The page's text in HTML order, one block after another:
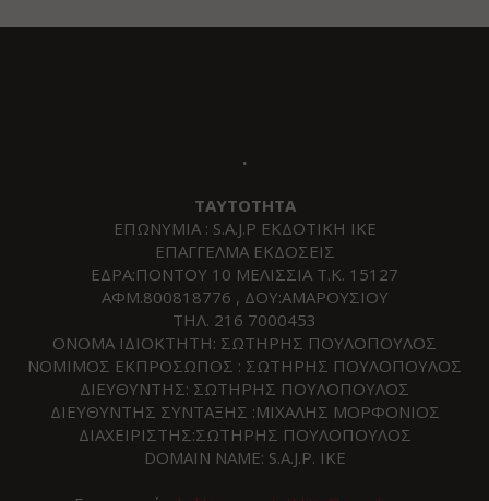
.
ΤΑΥΤΟΤΗΤΑ
ΕΠΩΝΥΜΙΑ : S.A.J.P ΕΚΔΟΤΙΚΗ ΙΚΕ
ΕΠΑΓΓΕΛΜΑ ΕΚΔΟΣΕΙΣ
ΕΔΡΑ:ΠΟΝΤΟΥ 10 ΜΕΛΙΣΣΙΑ Τ.Κ. 15127
ΑΦΜ.800818776 , ΔΟΥ:ΑΜΑΡΟΥΣΙΟΥ
ΤΗΛ. 216 7000453
ΟΝΟΜΑ ΙΔΙΟΚΤΗΤΗ: ΣΩΤΗΡΗΣ ΠΟΥΛΟΠΟΥΛΟΣ
ΝΟΜΙΜΟΣ ΕΚΠΡΟΣΩΠΟΣ : ΣΩΤΗΡΗΣ ΠΟΥΛΟΠΟΥΛΟΣ
ΔΙΕΥΘΥΝΤΗΣ: ΣΩΤΗΡΗΣ ΠΟΥΛΟΠΟΥΛΟΣ
ΔΙΕΥΘΥΝΤΗΣ ΣΥΝΤΑΞΗΣ :ΜΙΧΑΛΗΣ ΜΟΡΦΟΝΙΟΣ
ΔΙΑΧΕΙΡΙΣΤΗΣ:ΣΩΤΗΡΗΣ ΠΟΥΛΟΠΟΥΛΟΣ
DOMAIN NAME: S.A.J.P. IKE